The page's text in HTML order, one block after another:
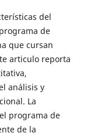
del
de
que cursan
articulo reporta
análisis y
La
programa de
de la